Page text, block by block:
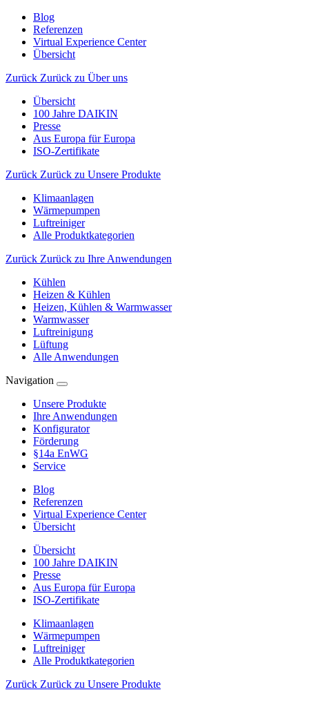
Blog
Referenzen
Virtual Experience Center
Übersicht
Zurück Zurück zu Über uns
Übersicht
100 Jahre DAIKIN
Presse
Aus Europa für Europa
ISO-Zertifikate
Zurück Zurück zu Unsere Produkte
Klimaanlagen
Wärmepumpen
Luftreiniger
Alle Produktkategorien
Zurück Zurück zu Ihre Anwendungen
Kühlen
Heizen & Kühlen
Heizen, Kühlen & Warmwasser
Warmwasser
Luftreinigung
Lüftung
Alle Anwendungen
Navigation
Unsere Produkte
Ihre Anwendungen
Konfigurator
Förderung
§14a EnWG
Service
Blog
Referenzen
Virtual Experience Center
Übersicht
Übersicht
100 Jahre DAIKIN
Presse
Aus Europa für Europa
ISO-Zertifikate
Klimaanlagen
Wärmepumpen
Luftreiniger
Alle Produktkategorien
Zurück Zurück zu Unsere Produkte